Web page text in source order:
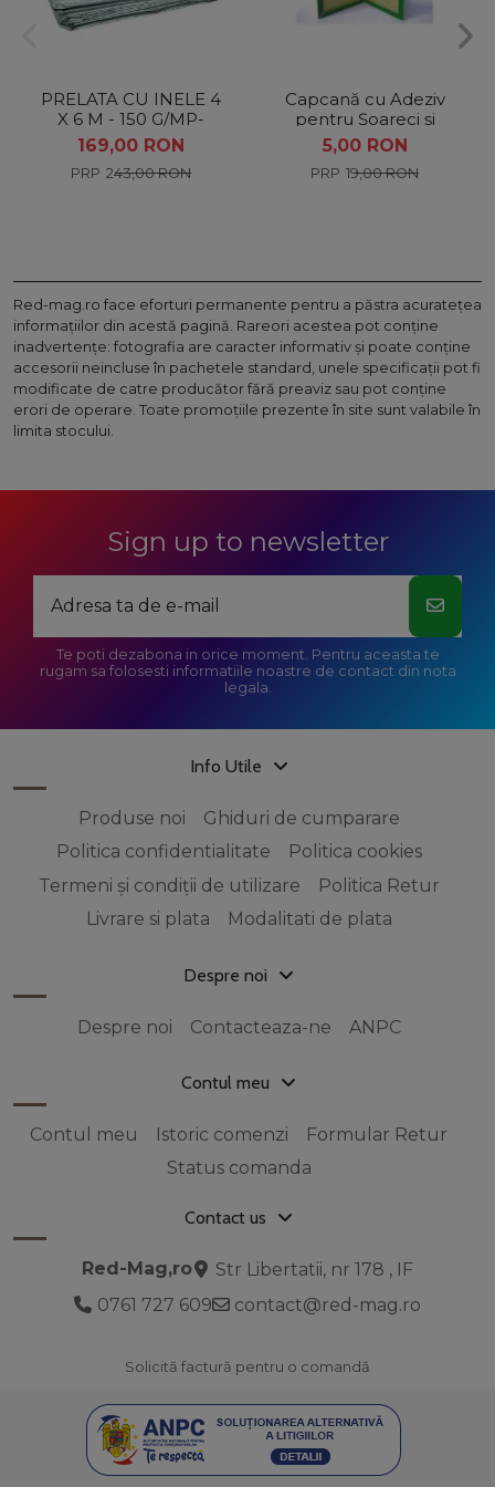
PRELATA CU INELE 4
X 6 M - 150 G/MP-
ARGINTIU
169,00 RON
243,00 RON
Capcană cu Adeziv
pentru Șoareci și
Șobolani Green Traps,
Fără Toxine, Ecologică
5,00 RON
19,00 RON
Red-mag.ro face eforturi permanente pentru a păstra acurateţea
informaţiilor din acestă pagină. Rareori acestea pot conţine
inadvertenţe: fotografia are caracter informativ şi poate conţine
accesorii neincluse în pachetele standard, unele specificaţii pot fi
modificate de catre producător fără preaviz sau pot conţine
erori de operare. Toate promoţiile prezente în site sunt valabile în
limita stocului.
Sign up to newsletter
Te poti dezabona in orice moment. Pentru aceasta te
rugam sa folosesti informatiile noastre de contact din nota
legala.
Info Utile
Produse noi
Ghiduri de cumparare
Politica confidentialitate
Politica cookies
Termeni și condiții de utilizare
Politica Retur
Livrare si plata
Modalitati de plata
Despre noi
Despre noi Contacteaza-ne ANPC
Contul meu
Contul meu Istoric comenzi
Formular Retur
Status comanda
Contact us
Red-Mag,ro
Str Libertatii, nr 178 , IF
0761 727 609
contact@red-mag.ro
Solicită factură pentru o comandă